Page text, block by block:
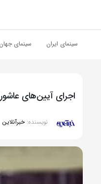
سینمای ایران سینمای جهان
اجرای آیین‌های
نویسنده:خبرآنلاین